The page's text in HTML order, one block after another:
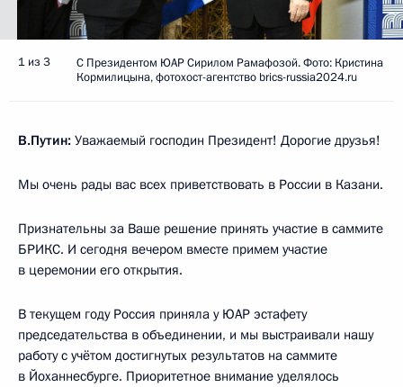
1 из 3
С Президентом ЮАР Сирилом Рамафозой. Фото: Кристина
Кормилицына, фотохост-агентство brics-russia2024.ru
В.Путин: Уважаемый господин Президент! Дорогие друзья!
Мы очень рады вас всех приветствовать в России в Казани.
Признательны за Ваше решение принять участие в саммите
БРИКС. И сегодня вечером вместе примем участие
в церемонии его открытия.
В текущем году Россия приняла у ЮАР эстафету
председательства в объединении, и мы выстраивали нашу
работу с учётом достигнутых результатов на саммите
в Йоханнесбурге. Приоритетное внимание уделялось